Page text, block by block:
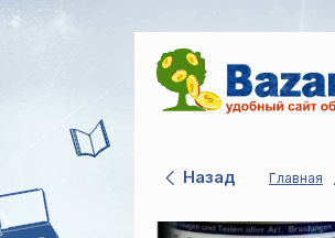
Назад Главная